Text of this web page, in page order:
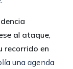
al ataque,
recorrido en
una agenda